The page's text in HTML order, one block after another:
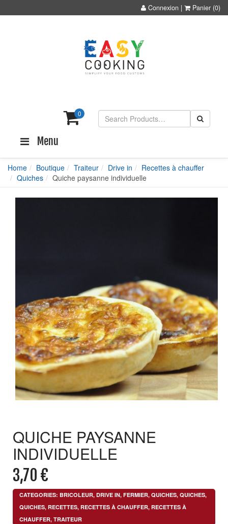
Connexion | Panier (0)
0
Menu
Home Boutique Traiteur Drive in
Recettes à chauffer
Quiches
Quiche paysanne individuelle
QUICHE PAYSANNE
INDIVIDUELLE
3,70 €
CATEGORIES: BRICOLEUR, DRIVE IN, FERMIER, QUICHES, QUICHES,
QUICHES, RECETTES, RECETTES À CHAUFFER, RECETTES À
CHAUFFER, TRAITEUR